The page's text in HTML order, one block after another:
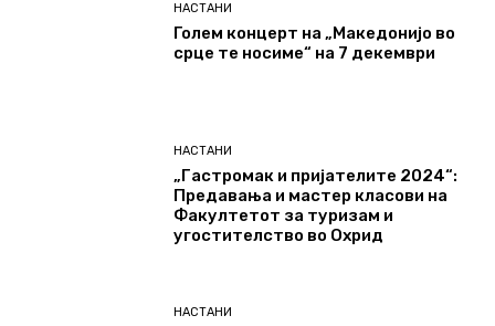
НАСТАНИ
Голем концерт на „Македонијо во
срце те носиме“ на 7 декември
НАСТАНИ
„Гастромак и пријателите 2024“:
Предавања и мастер класови на
Факултетот за туризам и
угостителство во Охрид
НАСТАНИ